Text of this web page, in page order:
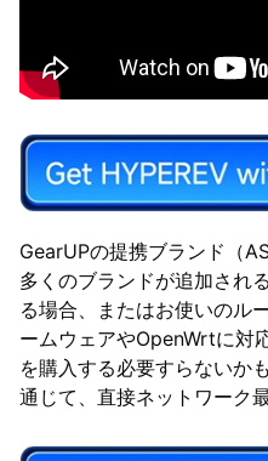
GearUPの提携ブランド（
多くのブランドが追加され
る場合、またはお使いのル
ームウェアやOpenWrtに対
を購入する必要すらないか
通じて、直接ネットワーク